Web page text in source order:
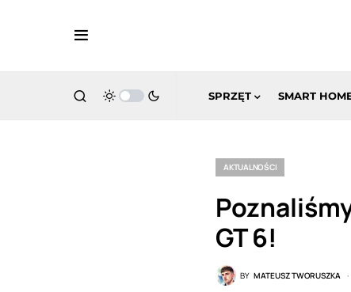
SPRZĘT SMART
AKTUALNOŚCI
GT 6!
BY MATEUSZ TWORUSZKA